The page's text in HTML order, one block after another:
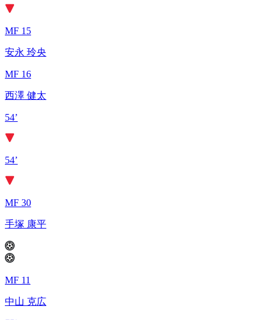
MF 15
安永 玲央
MF 16
西澤 健太
54’
54’
MF 30
手塚 康平
MF 11
中山 克広